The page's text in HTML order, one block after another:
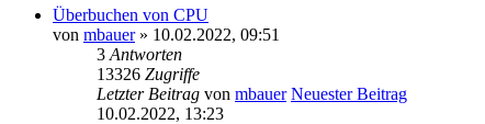
Überbuchen von CPU
von mbauer» 10.02.2022, 09:51
3 Antworten
13326 Zugriffe
Letzter Beitrag von mbauer Neuester Beitrag
10.02.2022, 13:23